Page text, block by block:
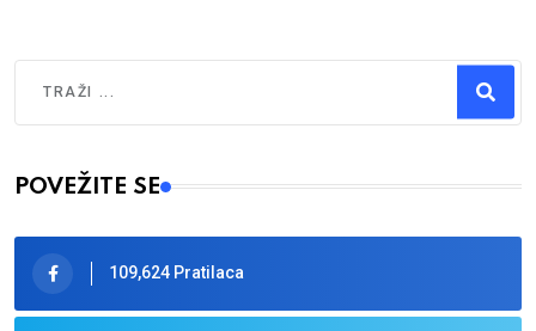
Type 2 or more characters for results.
POVEŽITE SE
109,624 Pratilaca